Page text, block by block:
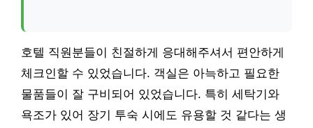
호텔 직원분들이 친절하게 응대해주셔서 편안하게
체크인할 수 있었습니다. 객실은 아늑하고 필요한
물품들이 잘 구비되어 있었습니다. 특히 세탁기와
욕조가 있어 장기 투숙 시에도 유용할 것 같다는 생